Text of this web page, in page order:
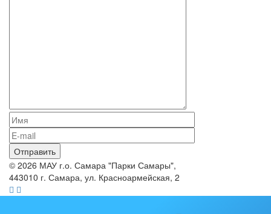
© 2026 МАУ г.о. Самара "Парки Самары",
443010 г. Самара, ул. Красноармейская, 2